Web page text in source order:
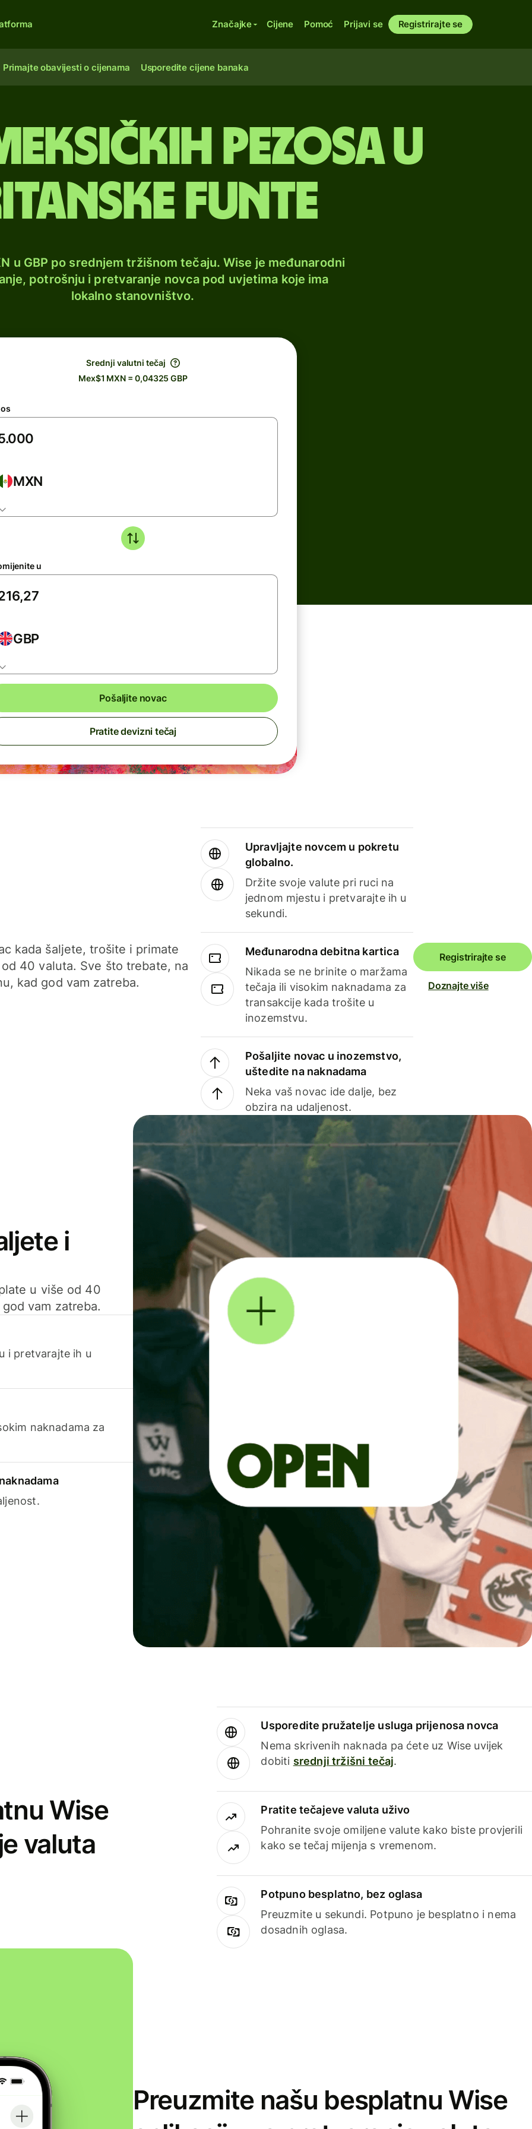
Značajke Cijene Pomoć Prijavi se Registrirajte se
Primajte obavijesti o cijenama Usporedite cijene banaka
pezosa u
funte
u GBP po srednjem tržišnom tečaju. Wise je međunarodni
potrošnju i pretvaranje novca pod uvjetima koje ima
lokalno stanovništvo.
Srednji valutni tečaj
Mex$1 MXN = 0,04325 GBP
MXN
u
GBP
Pošaljite novac
Pratite devizni tečaj
kada šaljete, trošite i primate
40 valuta. Sve što trebate, na
kad god vam zatreba.
Upravljajte novcem u pokretu
globalno.
Držite svoje valute pri ruci na
jednom mjestu i pretvarajte ih u
sekundi.
Međunarodna debitna kartica
Nikada se ne brinite o maržama
tečaja ili visokim naknadama za
transakcije kada trošite u
inozemstvu.
Pošaljite novac u inozemstvo,
uštedite na naknadama
Neka vaš novac ide dalje, bez
obzira na udaljenost.
Registrirajte se
Doznajte više
i
u više od 40
vam zatreba.
i pretvarajte ih u
naknadama za
Wise
valuta
Usporedite pružatelje usluga prijenosa novca
Nema skrivenih naknada pa ćete uz Wise uvijek
dobiti srednji tržišni tečaj.
Pratite tečajeve valuta uživo
Pohranite svoje omiljene valute kako biste provjerili
kako se tečaj mijenja s vremenom.
Potpuno besplatno, bez oglasa
Preuzmite u sekundi. Potpuno je besplatno i nema
dosadnih oglasa.
Preuzmite našu besplatnu Wise